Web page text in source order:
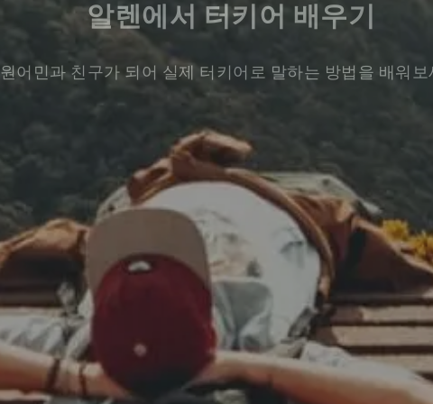
알렌에서 터키어 배우기
원어민과 친구가 되어 실제 터키어로 말하는 방법을 배워보